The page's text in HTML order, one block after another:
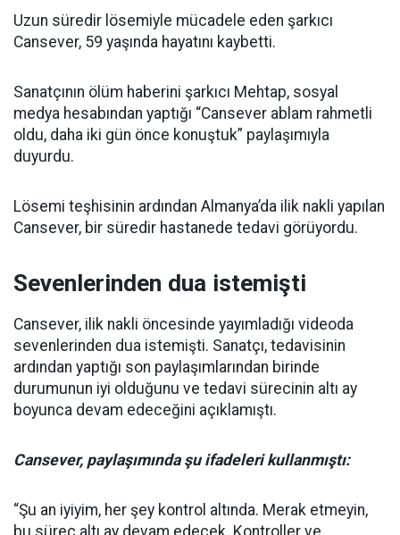
Uzun süredir lösemiyle mücadele eden şarkıcı
Cansever, 59 yaşında hayatını kaybetti.
Sanatçının ölüm haberini şarkıcı Mehtap, sosyal
medya hesabından yaptığı “Cansever ablam rahmetli
oldu, daha iki gün önce konuştuk” paylaşımıyla
duyurdu.
Lösemi teşhisinin ardından Almanya’da ilik nakli yapılan
Cansever, bir süredir hastanede tedavi görüyordu.
Sevenlerinden dua istemişti
Cansever, ilik nakli öncesinde yayımladığı videoda
sevenlerinden dua istemişti. Sanatçı, tedavisinin
ardından yaptığı son paylaşımlarından birinde
durumunun iyi olduğunu ve tedavi sürecinin altı ay
boyunca devam edeceğini açıklamıştı.
Cansever, paylaşımında şu ifadeleri kullanmıştı:
“Şu an iyiyim, her şey kontrol altında. Merak etmeyin,
bu süreç altı ay devam edecek. Kontroller ve